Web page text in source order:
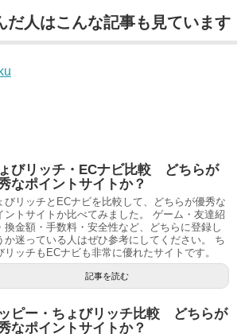
だ人はこんな記事も見ています
びリッチ・ECナビ比較 どちらが
なポイントサイトか？
びリッチとECナビを比較して、どちらが優秀な
ントサイトか比べてみました。 ゲーム・友達紹
換金額・手数料・安全性など、どちらに登録し
か迷っている人はぜひ参考にしてください。 ち
リッチもECナビも非常に優れたサイトです。
記事を読む
ピー・ちょびリッチ比較 どちらが
なポイントサイトか？